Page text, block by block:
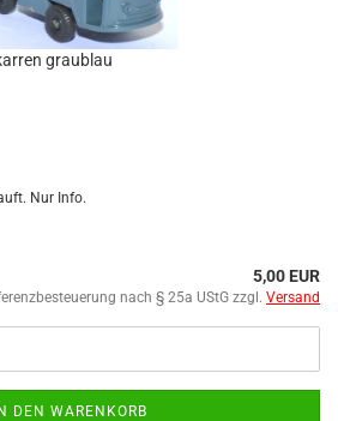
grau­blau
Nur Info.
5,00 EUR
nach § 25a UStG zzgl. Versand
IN DEN WARENKORB